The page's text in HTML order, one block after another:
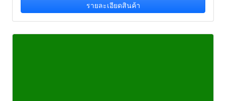
รายละเอียดสินค้า